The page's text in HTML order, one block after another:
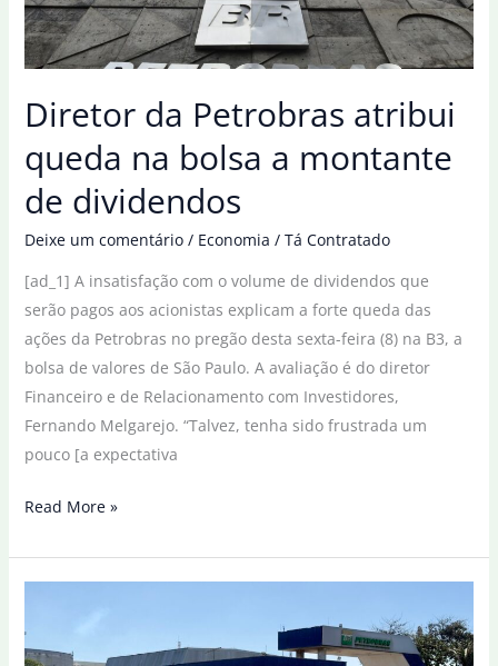
de
cozinha
Diretor da Petrobras atribui
queda na bolsa a montante
de dividendos
Deixe um comentário / Economia / Tá Contratado
[ad_1] A insatisfação com o volume de dividendos que
serão pagos aos acionistas explicam a forte queda das
ações da Petrobras no pregão desta sexta-feira (8) na B3, a
bolsa de valores de São Paulo. A avaliação é do diretor
Financeiro e de Relacionamento com Investidores,
Fernando Melgarejo. “Talvez, tenha sido frustrada um
pouco [a expectativa
Diretor
Petrobras
na
Read More »